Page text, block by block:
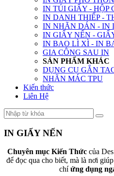
IN TÚI GIẤY - HỘP
IN DANH THIẾP -
IN NHÃN DÁN - IN
IN GIẤY NẾN -
IN BAO LÌ XÌ - IN
GIA CÔNG SAU IN
SẢN PHẨM KHÁC
DỤNG CỤ GẮN
NHÃN MÁC TPU
Kiến thức
Liên Hệ
IN GIẤY NẾN
Chuyên mục Kiến Thức của
để đọc qua cho biết, mà là nơi
chíứng dụng